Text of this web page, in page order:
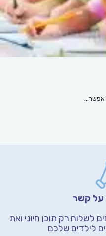
אפשר…
על קשר
לשלוח רק תוכן חיוני ואת
לילדים שלכם